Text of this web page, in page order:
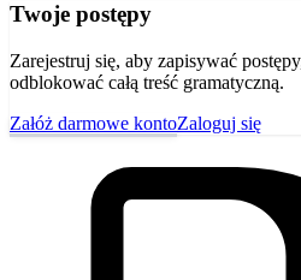
Twoje postępy
Zarejestruj się, aby zapisywać
odblokować całą treść gramatyczną.
Załóż darmowe kontoZaloguj się